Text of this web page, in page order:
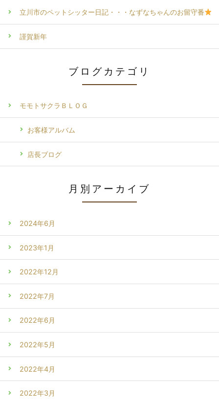
立川市のペットシッター日記・・・なずなちゃんのお留守番
謹賀新年
ブログカテゴリ
モモトサクラＢＬＯＧ
お客様アルバム
店長ブログ
月別アーカイブ
2024年6月
2023年1月
2022年12月
2022年7月
2022年6月
2022年5月
2022年4月
2022年3月